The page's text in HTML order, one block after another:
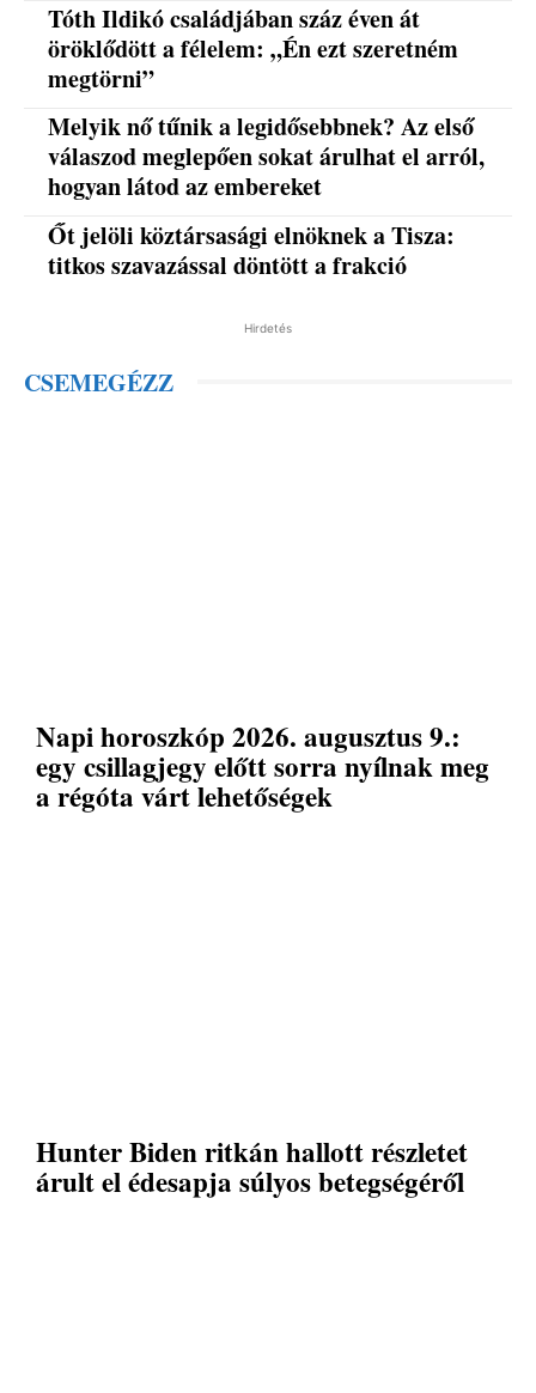
Tóth Ildikó családjában száz éven át
öröklődött a félelem: „Én ezt szeretném
megtörni”
Melyik nő tűnik a legidősebbnek? Az első
válaszod meglepően sokat árulhat el arról,
hogyan látod az embereket
Őt jelöli köztársasági elnöknek a Tisza:
titkos szavazással döntött a frakció
Hirdetés
CSEMEGÉZZ
Napi horoszkóp 2026. augusztus 9.:
egy csillagjegy előtt sorra nyílnak meg
a régóta várt lehetőségek
Hunter Biden ritkán hallott részletet
árult el édesapja súlyos betegségéről